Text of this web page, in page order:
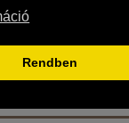
Rendben
Időpontok és árak
Időpontok és árak
Bőröndbe